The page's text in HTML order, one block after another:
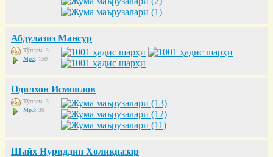
Абдулазиз Мансур
Тўплам: 3
Mp3: 150
Одилхон Исмоилов
Тўплам: 3
Mp3: 30
Шайх Нуриддин Холиқназар